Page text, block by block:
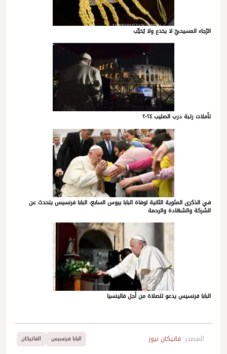
الرّجاء المسيحيّ لا يخدع ولا يُخيِّب
تأملات رتبة درب الصليب ٢٠٢٤
في الذكرى المئوية الثانية لوفاة البابا بيوس السابع، البابا فرنسيس يتحدث عن
الشركة والشهادة والرحمة
البابا فرنسيس يدعو للصلاة من أجل فالينسيا
المصدر: فاتيكان نيوز البابا فرنسيس الفاتيكان